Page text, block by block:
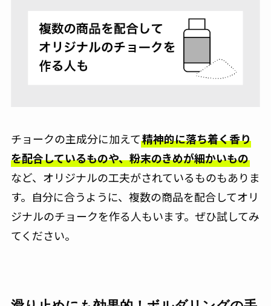
チョークの主成分に加えて精神的に落ち着く香り
を配合しているものや、粉末のきめが細かいもの
など、オリジナルの工夫がされているものもありま
す。自分に合うように、複数の商品を配合してオリ
ジナルのチョークを作る人もいます。ぜひ試してみ
てください。